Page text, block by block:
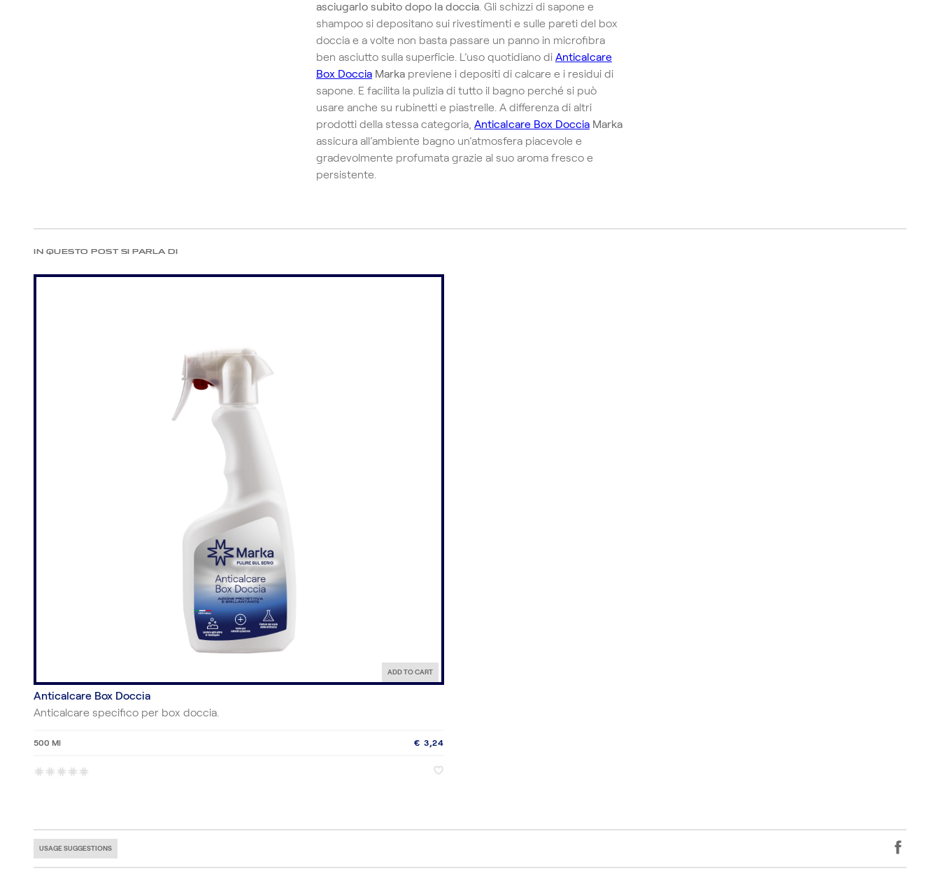
asciugarlo subito dopo la doccia . Gli schizzi di sapone e
shampoo si depositano sui rivestimenti e sulle pareti del box
doccia e a volte non basta passare un panno in microfibra
ben asciutto sulla superficie. L’uso quotidiano di Anticalcare
Box Doccia Marka previene i depositi di calcare e i residui di
sapone. E facilita la pulizia di tutto il bagno perché si può
usare anche su rubinetti e piastrelle. A differenza di altri
prodotti della stessa categoria, Anticalcare Box Doccia Marka
assicura all’ambiente bagno un’atmosfera piacevole e
gradevolmente profumata grazie al suo aroma fresco e
persistente.
IN QUESTO POST SI PARLA DI
ADD TO CART
Anticalcare Box Doccia
Anticalcare specifico per box doccia.
500 Ml € 3,24
USAGE SUGGESTIONS